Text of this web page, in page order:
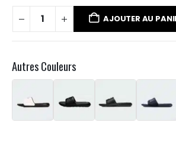
AJOUTER AU
Autres Couleurs